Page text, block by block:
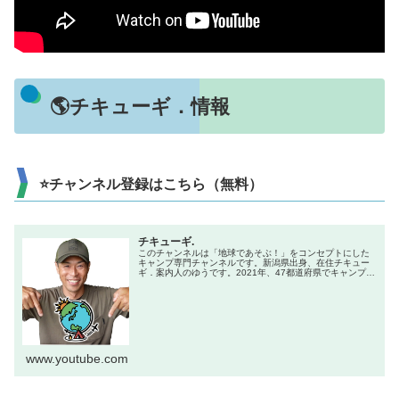
🌎チキューギ．情報
⭐チャンネル登録はこちら（無料）
チキューギ.
このチャンネルは「地球であそぶ！」をコンセプトにした
キャンプ専門チャンネルです。新潟県出身、在住チキュー
ギ．案内人のゆうです。2021年、47都道府県でキャンプを
www.youtube.com